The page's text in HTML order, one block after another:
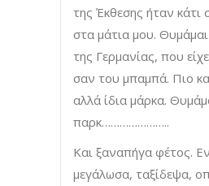
της Έκθεσης ήταν κάτι
στα μάτια μου.
της Γερμανίας, που
σαν του μπαμπά. Πιο
αλλά ίδια μάρκα.
παρκ…………………..
Και ξαναπήγα φέτος.
μεγάλωσα, ταξίδεψα,